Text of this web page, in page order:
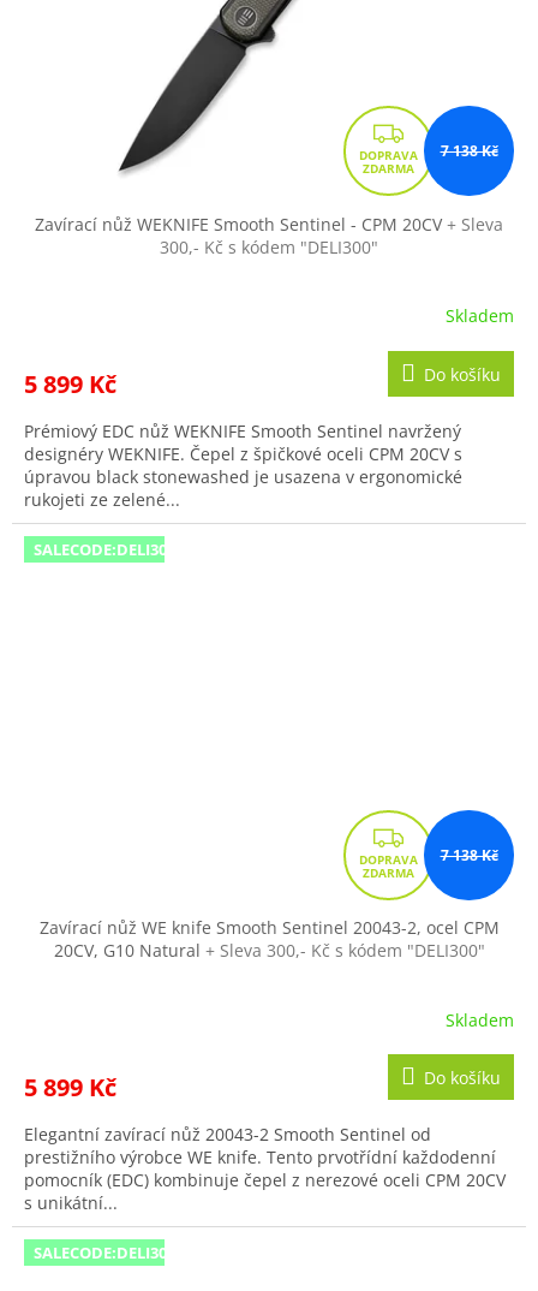
Z
D
A
R
7 138 Kč
Zavírací nůž WEKNIFE Smooth Sentinel - CPM 20CV+ Sleva
300,- Kč s kódem "DELI300"
Skladem
5 899 Kč Do košíku
Prémiový EDC nůž WEKNIFE Smooth Sentinel navržený
designéry WEKNIFE. Čepel z špičkové oceli CPM 20CV s
úpravou black stonewashed je usazena v ergonomické
rukojeti ze zelené...
SALECODE:DELI300:300:fix:CZK
Z
D
A
R
M
7 138 Kč
Zavírací nůž WE knife Smooth Sentinel 20043-2, ocel CPM
20CV, G10 Natural + Sleva 300,- Kč s kódem "DELI300"
Skladem
5 899 Kč Do košíku
Elegantní zavírací nůž 20043-2 Smooth Sentinel od
prestižního výrobce WE knife. Tento prvotřídní každodenní
pomocník (EDC) kombinuje čepel z nerezové oceli CPM 20CV
s unikátní...
SALECODE:DELI300:300:fix:CZK